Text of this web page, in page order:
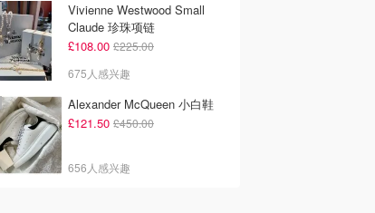
Vivienne Westwood Small
Claude 珍珠项链
£108.00 £225.00
675人感兴趣
Alexander McQueen 小白鞋
£121.50 £450.00
656人感兴趣